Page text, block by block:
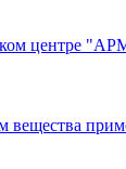
центре
вещества